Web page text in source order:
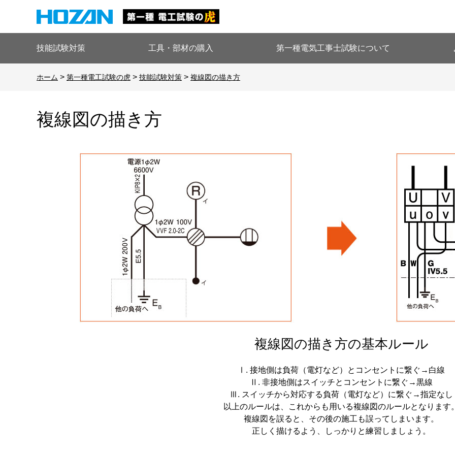
技能試験対策 工具・部材の購入 第一種電気工事士試験について
ホーム > 第一種電工試験の虎 > 技能試験対策 > 複線図の描き方
複線図の描き方
複線図の描き方の基本ルール
Ⅰ. 接地側は負荷（電灯など）とコンセントに繋ぐ→白線
Ⅱ. 非接地側はスイッチとコンセントに繋ぐ→黒線
Ⅲ. スイッチから対応する負荷（電灯など）に繋ぐ→指定なし
以上のルールは、これからも用いる複線図のルールとなります
複線図を誤ると、その後の施工も誤ってしまいます。
正しく描けるよう、しっかりと練習しましょう。